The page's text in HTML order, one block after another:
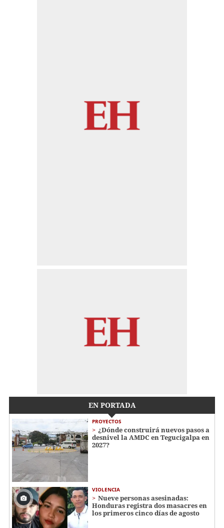
EN PORTADA
PROYECTOS
¿Dónde construirá nuevos pasos a
desnivel la AMDC en Tegucigalpa en
2027?
VIOLENCIA
Nueve personas asesinadas:
Honduras registra dos masacres en
los primeros cinco días de agosto